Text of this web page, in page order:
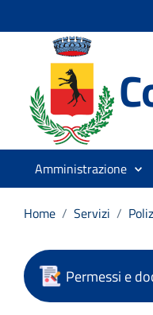
Amministrazione
Home / Servizi /
Permessi e